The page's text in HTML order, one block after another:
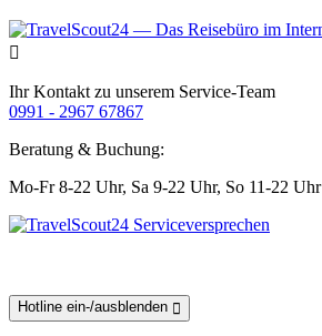
Ihr Kontakt zu unserem Service-Team
0991 - 2967 67867
Beratung & Buchung:
Mo-Fr 8-22 Uhr, Sa 9-22 Uhr, So 11-22 Uhr
Hotline ein-/ausblenden